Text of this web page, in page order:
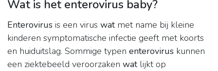
Wat is het enterovirus baby?
Enterovirus is een virus watmet name bij kleine
kinderen symptomatische infectie geeft met koorts
en huiduitslag. Sommige typen enterovirus kunnen
een ziektebeeld veroorzaken watlijkt op